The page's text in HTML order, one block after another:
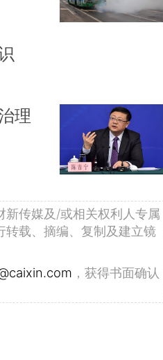
理
新传媒及/或相关权利人专属
转载、摘编、复制及建立镜
，获得书面确认